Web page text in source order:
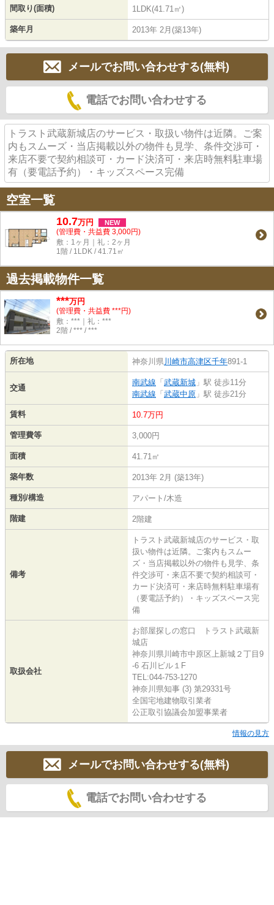
間取り(面積) 1LDK(41.71㎡)
築年月 2013年 2月(築13年)
メールでお問い合わせする(無料)
電話でお問い合わせする
トラスト武蔵新城店のサービス・取扱い物件は近隣。ご案
内もスムーズ・当店掲載以外の物件も見学、条件交渉可・
来店不要で契約相談可・カード決済可・来店時無料駐車場
有（要電話予約）・キッズスペース完備
空室一覧
10.7万円 NEW
(管理費・共益費 3,000円)
敷：1ヶ月｜礼：2ヶ月
1階 / 1LDK / 41.71㎡
過去掲載物件一覧
***万円
(管理費・共益費 ***円)
敷：***｜礼：***
2階 / *** / ***
所在地 神奈川県川崎市高津区千年891-1
交通
南武線 「 武蔵新城 」駅 徒歩11分
南武線 「 武蔵中原 」駅 徒歩21分
賃料 10.7万円
管理費等 3,000円
面積 41.71㎡
築年数 2013年 2月 (築13年)
種別/構造 アパート/木造
階建 2階建
備考
トラスト武蔵新城店のサービス・取
扱い物件は近隣。ご案内もスムー
ズ・当店掲載以外の物件も見学、条
件交渉可・来店不要で契約相談可・
カード決済可・来店時無料駐車場有
（要電話予約）・キッズスペース完
備
取扱会社
お部屋探しの窓口 トラスト武蔵新
城店
神奈川県川崎市中原区上新城２丁目9
-6 石川ビル１F
TEL:044-753-1270
神奈川県知事 (3) 第29331号
全国宅地建物取引業者
公正取引協議会加盟事業者
情報の見方
メールでお問い合わせする(無料)
電話でお問い合わせする